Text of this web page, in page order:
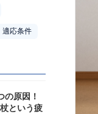
適応条件
の原因！
という疲